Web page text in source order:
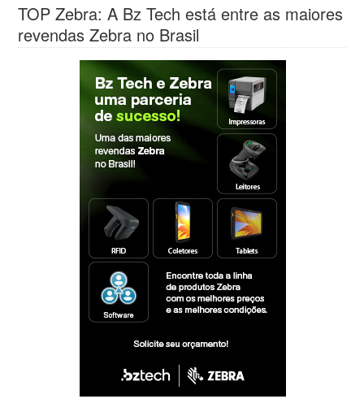
TOP Zebra: A Bz Tech está entre as maiores
revendas Zebra no Brasil